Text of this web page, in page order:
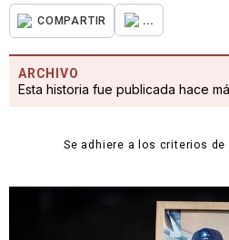
COMPARTIR ...
ARCHIVO
Esta historia fue publicada hace
Se adhiere a los criterios de